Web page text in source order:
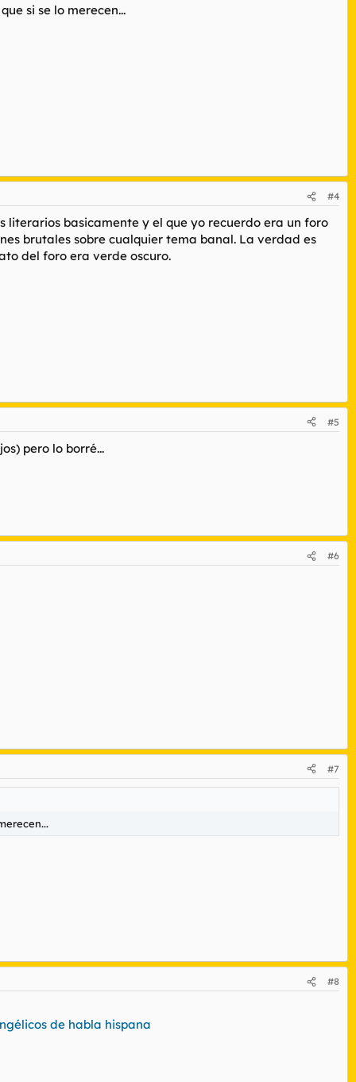
si se lo merecen...
#4
literarios basicamente y el que yo recuerdo era un foro
brutales sobre cualquier tema banal. La verdad es
del foro era verde oscuro.
#5
pero lo borré...
#6
#7
#8
de habla hispana